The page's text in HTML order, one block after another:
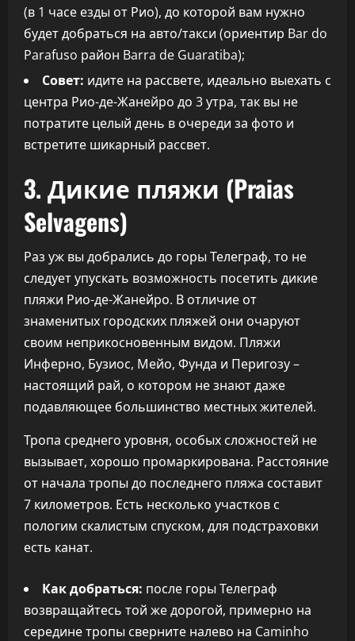
(в 1 часе езды от Рио), до которой вам нужно
будет добраться на авто/такси (ориентир Bar do
Parafuso район Barra de Guaratiba);
Совет: идите на рассвете, идеально выехать с
центра Рио-де-Жанейро до 3 утра, так вы не
потратите целый день в очереди за фото и
встретите шикарный рассвет.
3. Дикие пляжи (Praias
Selvagens)
Раз уж вы добрались до горы Телеграф, то не
следует упускать возможность посетить дикие
пляжи Рио-де-Жанейро. В отличие от
знаменитых городских пляжей они очаруют
своим неприкосновенным видом. Пляжи
Инферно, Бузиос, Мейо, Фунда и Перигозу –
настоящий рай, о котором не знают даже
подавляющее большинство местных жителей.
Тропа среднего уровня, особых сложностей не
вызывает, хорошо промаркирована. Расстояние
от начала тропы до последнего пляжа составит
7 километров. Есть несколько участков с
пологим скалистым спуском, для подстраховки
есть канат.
Как добраться: после горы Телеграф
возвращайтесь той же дорогой, примерно на
середине тропы сверните налево на Caminho